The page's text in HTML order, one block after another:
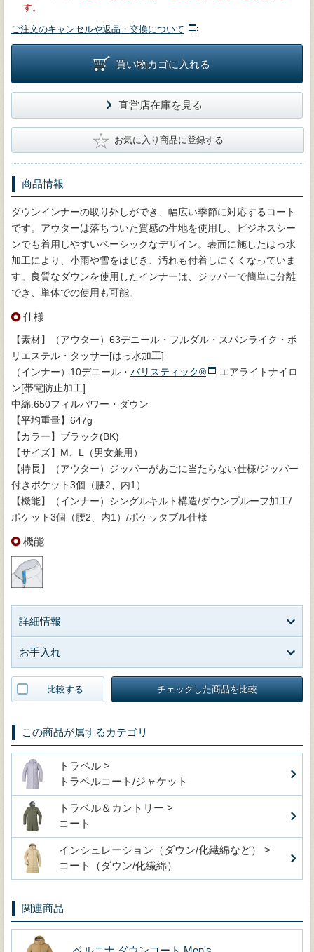
す。
ご注文のキャンセルや返品・交換について
買い物カゴに入れる
直営店在庫を見る
★ お気に入り商品に登録する
商品情報
ダウンインナーの取り外しができ、幅広い季節に対応するコート
です。アウターは落ちついた質感の生地を使用し、ビジネスシー
ンでも着用しやすいベーシックなデザイン。表面に施したはっ水
加工により、小雨や雪をはじき、汚れも付着しにくくなっていま
す。良質なダウンを使用したインナーは、ジッパーで簡単に分離
でき、単体での使用も可能。
仕様
【素材】（アウター）63デニール・フルダル・スパンライク・ポ
リエステル・タッサー[はっ水加工]
（インナー）10デニール・ バリスティック®
エアライトナイロ
ン[帯電防止加工]
中綿:650フィルパワー・ダウン
【平均重量】647g
【カラー】ブラック(BK)
【サイズ】M、L（男女兼用）
【特長】（アウター）ジッパーがあごに当たらない仕様/ジッパー
付きポケット3個（腰2、内1）
【機能】（インナー）シングルキルト構造/ダウンプルーフ加工/
ポケット3個（腰2、内1）/ポケッタブル仕様
機能
詳細情報
お手入れ
比較する チェックした商品を比較
この商品が属するカテゴリ
トラベル >
トラベルコート/ジャケット
トラベル＆カントリー >
コート
インシュレーション（ダウン/化繊綿など） >
コート（ダウン/化繊綿）
関連商品